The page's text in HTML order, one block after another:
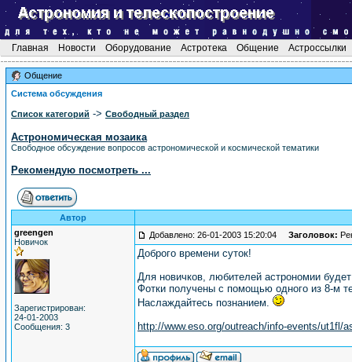
Главная Новости Оборудование Астротека Общение Астроссылки
Общение
Система обсуждения
Список категорий -> Свободный раздел
Астрономическая мозаика
Свободное обсуждение вопросов астрономической и космической тематики
Рекомендую посмотреть ...
Автор
greengen
Новичок
Зарегистрирован:
24-01-2003
Сообщения: 3
Добавлено: 26-01-2003 15:20:04 Заголовок:
Доброго времени суток!
Для новичков, любителей астрономии
Фотки получены с помощью одного из 8-м
Наслаждайтесь познанием.
http://www.eso.org/outreach/info-events/ut1fl/